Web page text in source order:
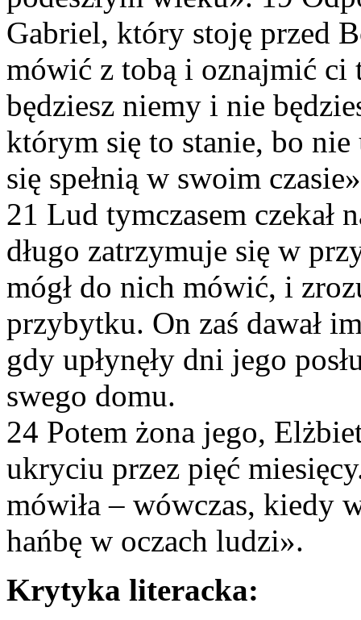
Gabriel, który stoję przed
mówić z tobą i oznajmić ci
będziesz niemy i nie
którym się to stanie, bo nie
się spełnią w swoim
21 Lud tymczasem czekał
długo zatrzymuje się w
mógł do nich mówić, i
przybytku. On zaś dawał
gdy upłynęły dni jego
swego domu.
24 Potem żona jego,
ukryciu przez pięć
mówiła – wówczas, kiedy
hańbę w oczach ludzi».
Krytyka literacka: